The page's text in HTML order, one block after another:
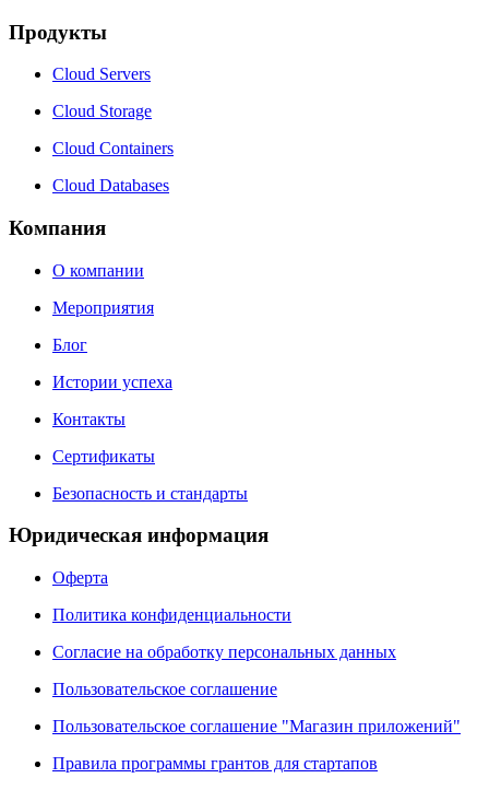
Продукты
Cloud Servers
Cloud Storage
Cloud Containers
Cloud Databases
Компания
О компании
Мероприятия
Блог
Истории успеха
Контакты
Сертификаты
Безопасность и стандарты
Юридическая информация
Оферта
Политика конфиденциальности
Согласие на обработку персональных данных
Пользовательское соглашение
Пользовательское соглашение "Магазин приложений"
Правила программы грантов для стартапов